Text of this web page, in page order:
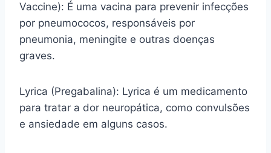
Vaccine): É uma vacina para prevenir infecções
por pneumococos, responsáveis por
pneumonia, meningite e outras doenças
graves.
Lyrica (Pregabalina): Lyrica é um medicamento
para tratar a dor neuropática, como convulsões
e ansiedade em alguns casos.